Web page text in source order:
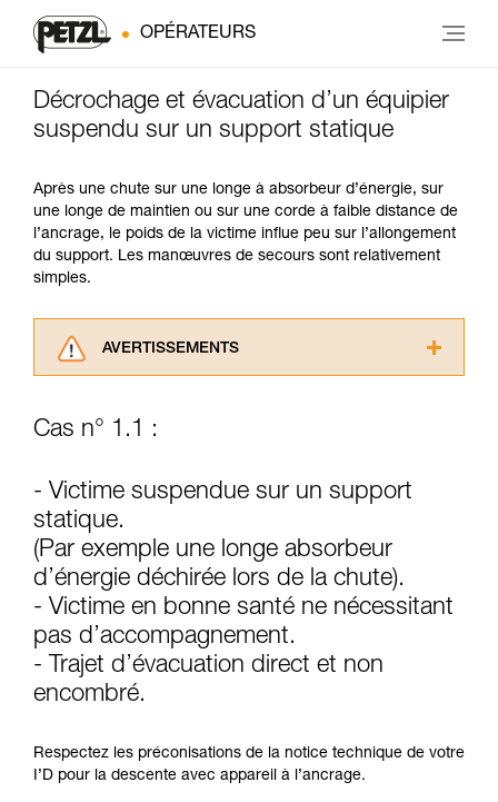
OPÉRATEURS
Décrochage et évacuation d’un équipier
suspendu sur un support statique
Après une chute sur une longe à absorbeur d’énergie, sur
une longe de maintien ou sur une corde à faible distance de
l’ancrage, le poids de la victime influe peu sur l’allongement
du support. Les manœuvres de secours sont relativement
simples.
AVERTISSEMENTS
consulter. Vous devez avoir compris les
pouvoir comprendre ce complément
d’informations.
Maîtriser ces techniques nécessite une
formation et un entraînement spécifique. Validez
avec un professionnel votre capacité à refaire
la manipulation, seul, en toute sécurité, avant
de la reproduire en autonomie.
Nous donnons des exemples de techniques
liées à votre activité. Il peut en exister d’autres
Cas n° 1.1 :
- Victime suspendue sur un support
statique.
(Par exemple une longe absorbeur
d’énergie déchirée lors de la chute).
- Victime en bonne santé ne nécessitant
pas d’accompagnement.
- Trajet d’évacuation direct et non
encombré.
Respectez les préconisations de la notice technique de votre
I’D pour la descente avec appareil à l’ancrage.